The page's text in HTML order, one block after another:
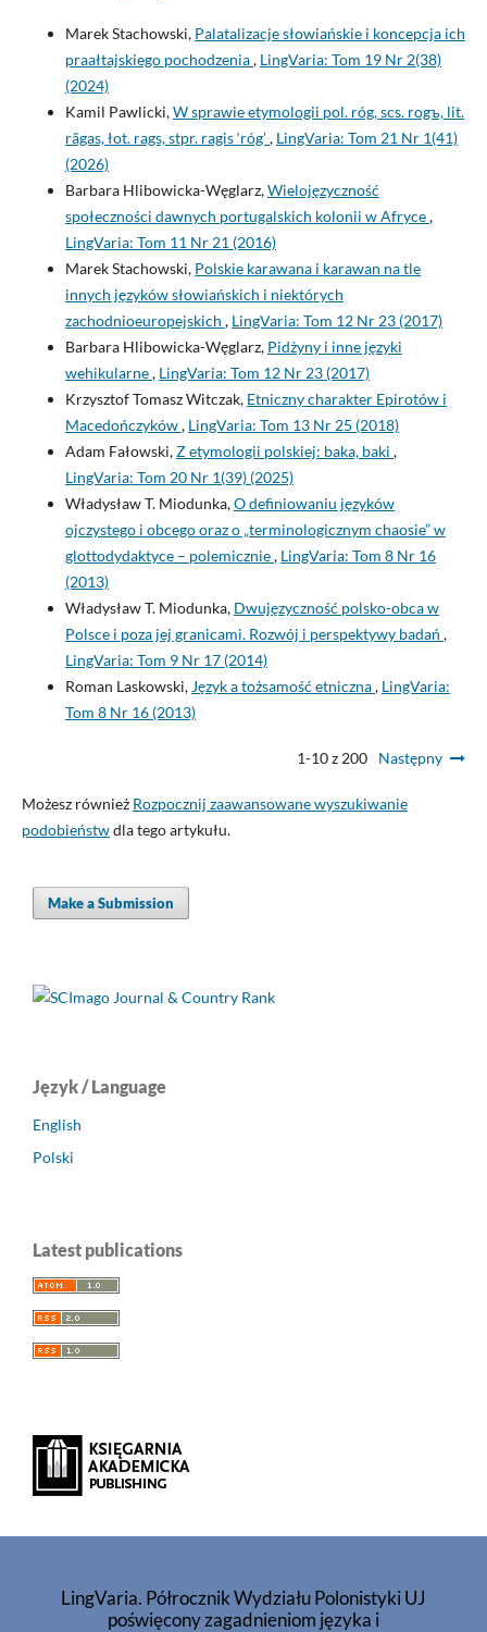
Marek Stachowski, Palatalizacje słowiańskie i koncepcja ich
praałtajskiego pochodzenia, LingVaria: Tom 19 Nr 2(38)
(2024)
Kamil Pawlicki,W sprawie etymologii pol. róg, scs. rogъ, lit.
rãgas, łot. rags, stpr. ragis ‘róg’, LingVaria: Tom 21 Nr 1(41)
(2026)
Barbara Hlibowicka-Węglarz,Wielojęzyczność
społeczności dawnych portugalskich kolonii w Afryce,
LingVaria: Tom 11 Nr 21 (2016)
Marek Stachowski, Polskie karawana i karawan na tle
innych języków słowiańskich i niektórych
zachodnioeuropejskich , LingVaria: Tom 12 Nr 23 (2017)
Barbara Hlibowicka-Węglarz, Pidżyny i inne języki
wehikularne, LingVaria: Tom 12 Nr 23 (2017)
Krzysztof Tomasz Witczak, Etniczny charakter Epirotów i
Macedończyków, LingVaria: Tom 13 Nr 25 (2018)
Adam Fałowski,Z etymologii polskiej: baka, baki ,
LingVaria: Tom 20 Nr 1(39) (2025)
Władysław T. Miodunka,O definiowaniu języków
ojczystego i obcego oraz o „terminologicznym chaosie” w
glottodydaktyce – polemicznie, LingVaria: Tom 8 Nr 16
(2013)
Władysław T. Miodunka, Dwujęzyczność polsko-obca w
Polsce i poza jej granicami. Rozwój i perspektywy badań ,
LingVaria: Tom 9 Nr 17 (2014)
Roman Laskowski, Język a tożsamość etniczna, LingVaria:
Tom 8 Nr 16 (2013)
1-10 z 200 Następny
Możesz również Rozpocznij zaawansowane wyszukiwanie
podobieństwdla tego artykułu.
Make a Submission
Język / Language
English
Polski
Latest publications
LingVaria. Półrocznik Wydziału Polonistyki UJ
poświęcony zagadnieniom języka i